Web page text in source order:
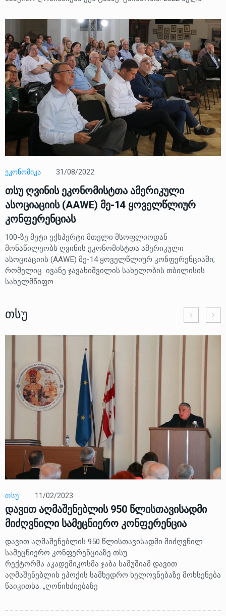
ᲔᲙᲝᲜᲝᲛᲘᲙᲐ 31/08/2022
თსუ ღვინის ეკონომისტთა ამერიკული
ასოციაციის (AAWE) მე-14 ყოველწლიურ
კონფერენციას
100-ზე მეტი ექსპერტი მთელი მსოფლიოდან
მონაწილეობს ღვინის ეკონომისტთა ამერიკული
ასოციაციის (AAWE) მე-14 ყოველწლიურ კონფერენციაში,
რომელიც ივანე ჯავახიშვილის სახელობის თბილისის
სახელმწიფო
Თსუ
ᲗᲡᲣ 11/02/2023
დავით აღმაშენებლის 950 წლისთავისადმი
მიძღვნილი სამეცნიერო კონფერენცია
დავით აღმაშენებლის 950 წლისთავისადმი მიძღვნილ
სამეცნიერო კონფერენციაზე თსუ
რექტორმა აკადემიკოსმა ჯაბა სამუშიამ დავით
აღმაშენებლის ეპოქის სამხედრო ხელოვნებაზე მოხსენება
წაიკითხა. „ღონისძიებაზე